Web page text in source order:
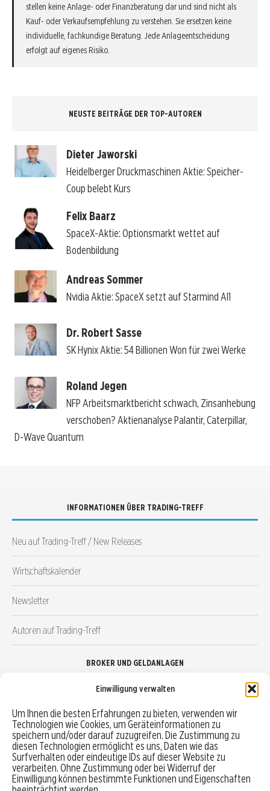
Einwilligung verwalten
Um Ihnen die besten Erfahrungen zu bieten, verwenden wir
Technologien wie Cookies, um Geräteinformationen zu
speichern und/oder darauf zuzugreifen. Die Zustimmung zu
diesen Technologien ermöglicht es uns, Daten wie das
Surfverhalten oder eindeutige IDs auf dieser Website zu
verarbeiten. Ohne Zustimmung oder bei Widerruf der
Einwilligung können bestimmte Funktionen und Eigenschaften
stellen keine Anlage- oder Finanzberatung dar und sind nicht als
Kauf- oder Verkaufsempfehlung zu verstehen. Sie ersetzen keine
individuelle, fachkundige Beratung. Jede Anlageentscheidung
erfolgt auf eigenes Risiko.
NEUSTE BEITRÄGE DER TOP-AUTOREN
Dieter Jaworski
Heidelberger Druckmaschinen Aktie: Speicher-
Coup belebt Kurs
Felix Baarz
SpaceX-Aktie: Optionsmarkt wettet auf
Bodenbildung
Andreas Sommer
Nvidia Aktie: SpaceX setzt auf Starmind AI1
Dr. Robert Sasse
SK Hynix Aktie: 54 Billionen Won für zwei Werke
Roland Jegen
NFP Arbeitsmarktbericht schwach, Zinsanhebung
verschoben? Aktienanalyse Palantir, Caterpillar,
D-Wave Quantum
INFORMATIONEN ÜBER TRADING-TREFF
Neu auf Trading-Treff / New Releases
Wirtschaftskalender
Newsletter
Autoren auf Trading-Treff
BROKER UND GELDANLAGEN
Robo-Advisor vergleichen
Depotvergleich
Festgeld vergleichen